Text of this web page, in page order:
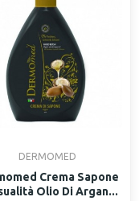
DERMOMED
Crema Sapone
Olio Di Argan...